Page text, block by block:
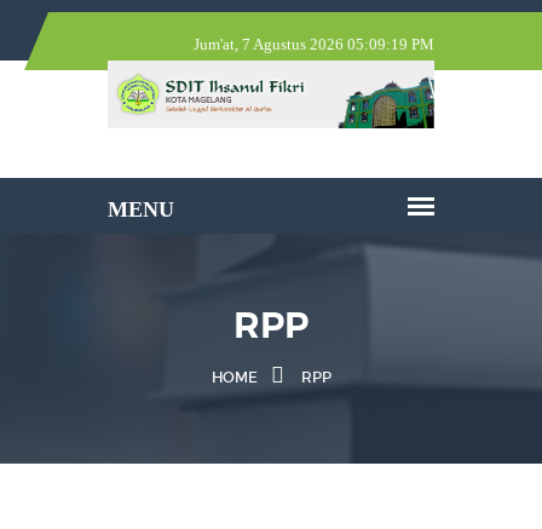
Jum'at, 7 Agustus 2026 05:09:19 PM
RPP
HOME RPP